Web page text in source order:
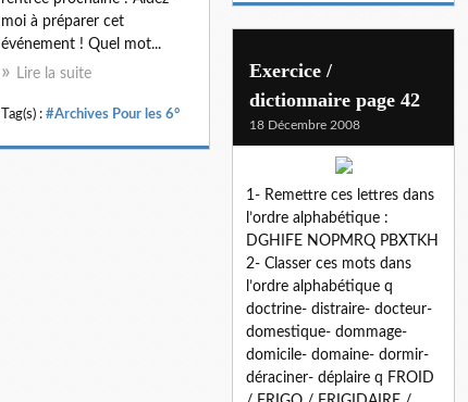
moi à préparer cet
événement ! Quel mot...
Lire la suite
Tag(s) : #Archives Pour les 6°
Exercice /
dictionnaire page 42
18 Décembre 2008
1- Remettre ces lettres dans
l’ordre alphabétique :
DGHIFE NOPMRQ PBXTKH
2- Classer ces mots dans
l’ordre alphabétique q
doctrine- distraire- docteur-
domestique- dommage-
domicile- domaine- dormir-
déraciner- déplaire q FROID